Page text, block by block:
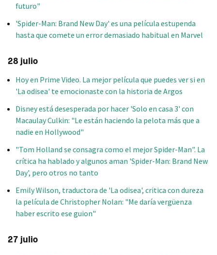
futuro"
'Spider-Man: Brand New Day' es una película estupenda
hasta que comete un error demasiado habitual en Marvel
28 julio
Hoy en Prime Video. La mejor película que puedes ver si en
'La odisea' te emocionaste con la historia de Argos
Disney está desesperada por hacer 'Solo en casa 3' con
Macaulay Culkin: "Le están haciendo la pelota más que a
nadie en Hollywood"
"Tom Holland se consagra como el mejor Spider-Man". La
crítica ha hablado y algunos aman 'Spider-Man: Brand New
Day', pero otros no tanto
Emily Wilson, traductora de 'La odisea', critica con dureza
la película de Christopher Nolan: "Me daría vergüenza
haber escrito ese guion"
27 julio